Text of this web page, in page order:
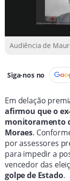
Audiência de
Siga-nos no
Em delação
afirmou que o
monitoramento
Moraes.
por assessores
para impedir a
vencedor das
golpe de Estado.